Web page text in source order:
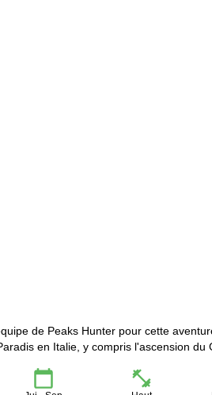
de Peaks Hunter pour cette
en Italie, y compris l'ascension